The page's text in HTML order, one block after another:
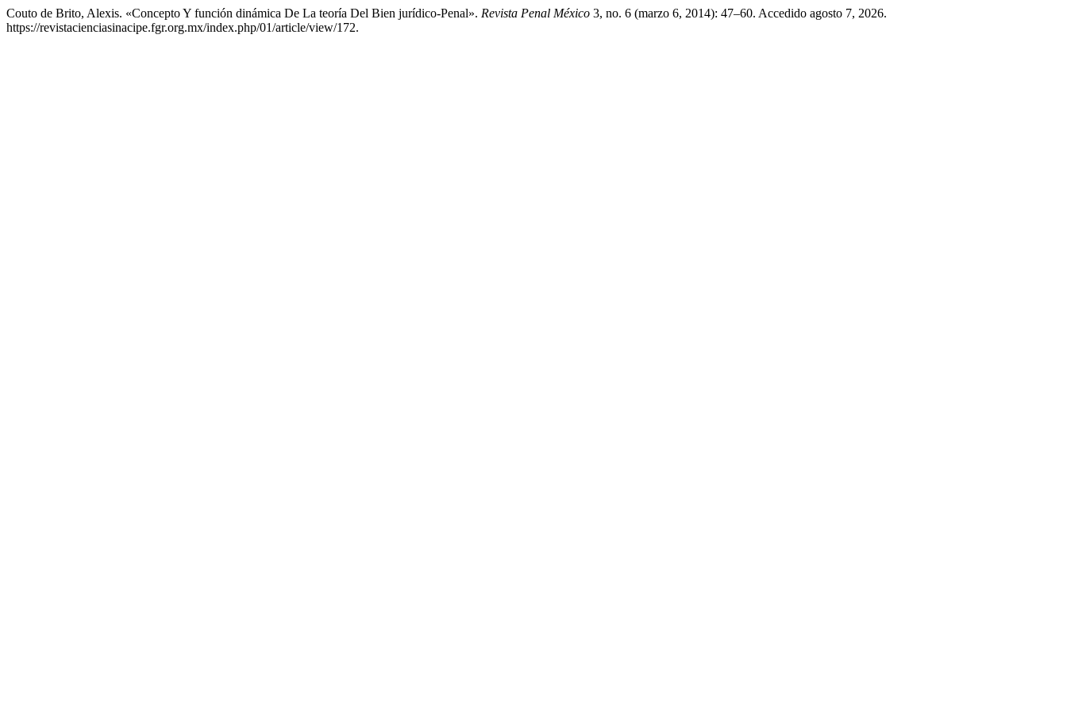
Couto de Brito, Alexis. «Concepto Y función dinámica De La teoría Del Bien jurídico-Penal». Revista Penal México 3, no. 6 (marzo 6, 2014): 47–60. Accedido agosto 7, 2026.
https://revistacienciasinacipe.fgr.org.mx/index.php/01/article/view/172.